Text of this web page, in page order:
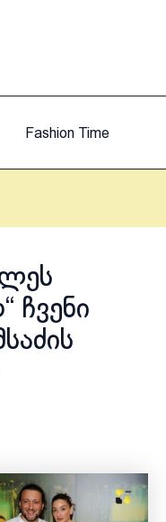
Fashion Time
ჩვენი